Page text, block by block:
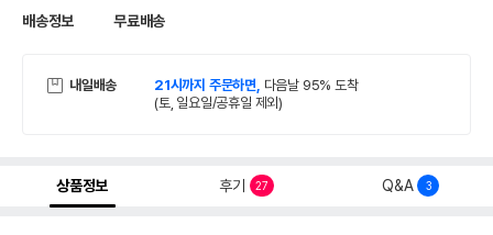
배송정보 무료배송
내일배송 21시까지 주문하면, 다음날 95% 도착
(토, 일요일/공휴일 제외)
상품정보 후기 27 Q&A 3